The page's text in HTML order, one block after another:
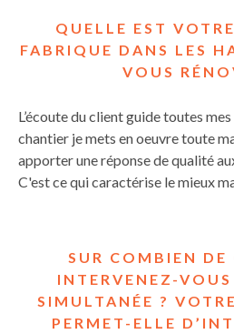
QUELLE EST
FABRIQUE DANS LES
VOUS
L’écoute du client guide toutes
chantier je mets en oeuvre toute
apporter une réponse de qualité
C'est ce qui caractérise le mieux
SUR COMBIEN DE
INTERVENEZ-
SIMULTANÉE ?
PERMET-ELLE